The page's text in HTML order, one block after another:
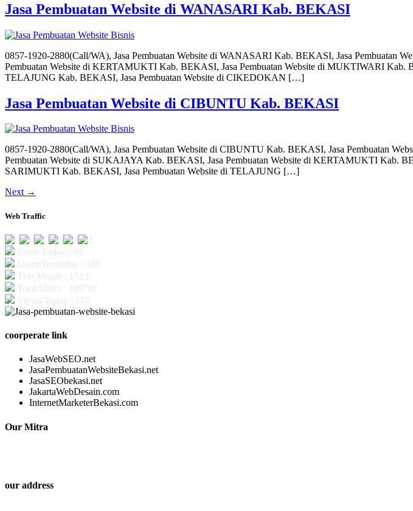
Jasa Pembuatan Website di WANASARI Kab. BEKASI
0857-1920-2880(Call/WA), Jasa Pembuatan Website di WANASARI Kab. BEKASI, Jasa Pembuatan
Pembuatan Website di KERTAMUKTI Kab. BEKASI, Jasa Pembuatan Website di MUKTIWARI Kab.
TELAJUNG Kab. BEKASI, Jasa Pembuatan Website di CIKEDOKAN […]
Jasa Pembuatan Website di CIBUNTU Kab. BEKASI
0857-1920-2880(Call/WA), Jasa Pembuatan Website di CIBUNTU Kab. BEKASI, Jasa Pembuatan
Pembuatan Website di SUKAJAYA Kab. BEKASI, Jasa Pembuatan Website di KERTAMUKTI Kab.
SARIMUKTI Kab. BEKASI, Jasa Pembuatan Website di TELAJUNG […]
Next →
Web Traffic
coorperate link
JasaWebSEO.net
JasaPembuatanWebsiteBekasi.net
JasaSEObekasi.net
JakartaWebDesain.com
InternetMarketerBekasi.com
Our Mitra
our address